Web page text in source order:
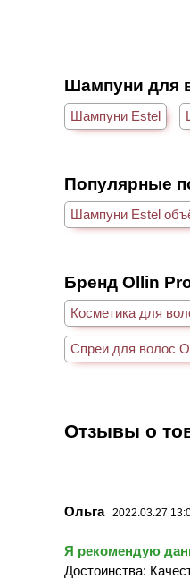
Шампуни для
Шампуни Estel
Популярные
Шампуни Estel
Бренд Ollin
Косметика для
Спреи для волос
Отзывы о
Ольга 2022.03.27
Я рекомендую
Достоинства: